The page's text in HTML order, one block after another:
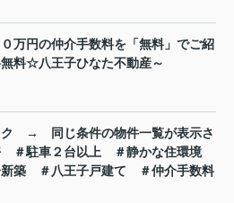
万円の仲介手数料を「無料」でご紹
料☆八王子ひなた不動産～
→
同じ条件の物件一覧が表示さ
＃駐車２台以上
＃静かな住環境
築 ＃八王子戸建て
＃仲介手数料